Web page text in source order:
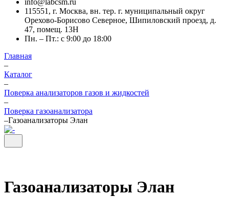
info@labcsm.ru
115551, г. Москва, вн. тер. г. муниципальный округ
Орехово-Борисово Северное, Шипиловский проезд, д.
47, помещ. 13Н
Пн. – Пт.: с 9:00 до 18:00
Главная
–
Каталог
–
Поверка анализаторов газов и жидкостей
–
Поверка газоанализатора
–Газоанализаторы Элан
Газоанализаторы Элан